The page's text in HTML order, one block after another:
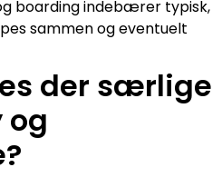
boarding indebærer typisk,
sammen og eventuelt
der særlige
og